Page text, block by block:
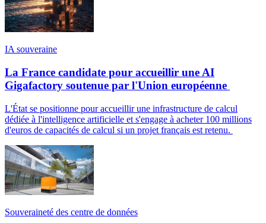
IA souveraine
La France candidate pour accueillir une AI
Gigafactory soutenue par l'Union européenne
L'État se positionne pour accueillir une infrastructure de calcul
dédiée à l'intelligence artificielle et s'engage à acheter 100 millions
d'euros de capacités de calcul si un projet français est retenu.
Souveraineté des centre de données